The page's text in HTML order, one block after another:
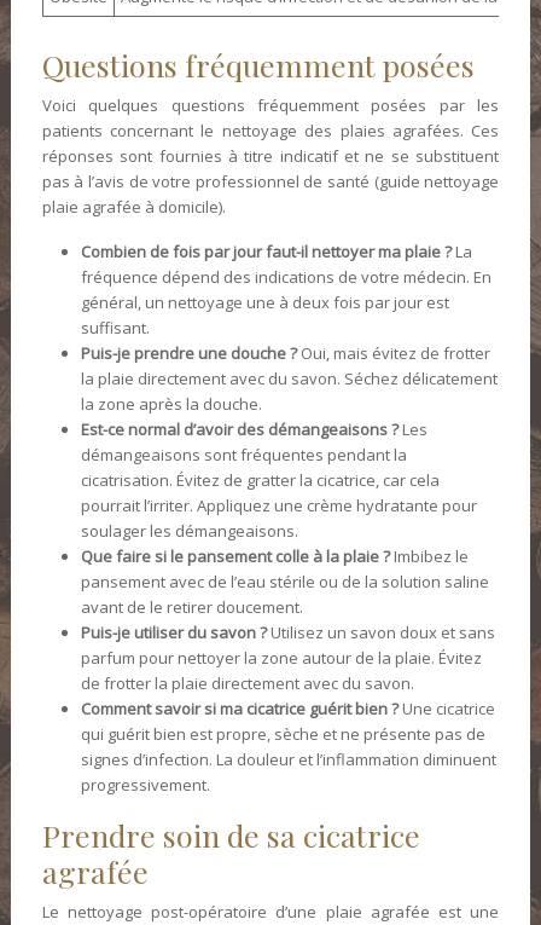
Questions fréquemment posées
Voici quelques questions fréquemment posées par les
patients concernant le nettoyage des plaies agrafées. Ces
réponses sont fournies à titre indicatif et ne se substituent
pas à l’avis de votre professionnel de santé (guide nettoyage
plaie agrafée à domicile).
Combien de fois par jour faut-il nettoyer ma plaie ?La
fréquence dépend des indications de votre médecin. En
général, un nettoyage une à deux fois par jour est
suffisant.
Puis-je prendre une douche ?Oui, mais évitez de frotter
la plaie directement avec du savon. Séchez délicatement
la zone après la douche.
Est-ce normal d’avoir des démangeaisons ?Les
démangeaisons sont fréquentes pendant la
cicatrisation. Évitez de gratter la cicatrice, car cela
pourrait l’irriter. Appliquez une crème hydratante pour
soulager les démangeaisons.
Que faire si le pansement colle à la plaie ?Imbibez le
pansement avec de l’eau stérile ou de la solution saline
avant de le retirer doucement.
Puis-je utiliser du savon ?Utilisez un savon doux et sans
parfum pour nettoyer la zone autour de la plaie. Évitez
de frotter la plaie directement avec du savon.
Comment savoir si ma cicatrice guérit bien ?Une cicatrice
qui guérit bien est propre, sèche et ne présente pas de
signes d’infection. La douleur et l’inflammation diminuent
progressivement.
Prendre soin de sa cicatrice
agrafée
Le nettoyage post-opératoire d’une plaie agrafée est une